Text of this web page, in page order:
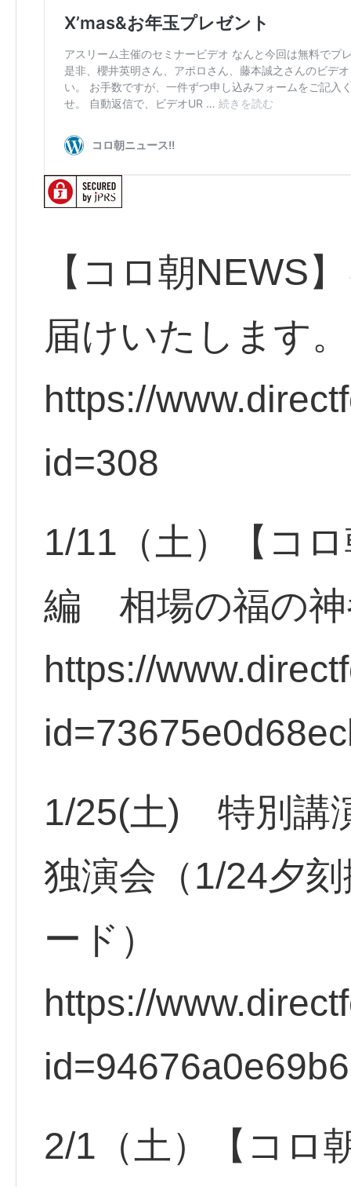
【コロ朝NEWS
届けいたします。
https://
id=308
1/11（土）【コ
編 相場の福の神
https://
1/25(土) 特別講
独演会（1/24夕
ード）
https://
2/1（土）【コロ